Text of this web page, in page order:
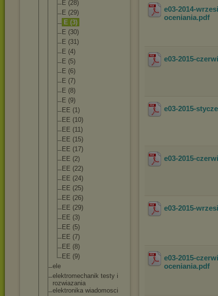
E (28)
E (29)
E (3)
E (30)
E (31)
E (4)
E (5)
E (6)
E (7)
E (8)
E (9)
EE (1)
EE (10)
EE (11)
EE (15)
EE (17)
EE (2)
EE (22)
EE (24)
EE (25)
EE (26)
EE (29)
EE (3)
EE (5)
EE (7)
EE (8)
EE (9)
ele
elektromechani k testy i
rozwiazania
elektronika wiadomosci
e03-2014-
oceniania.pdf
e03-2015-
e03-2015-
e03-2015-
e03-2015-
e03-2015-
oceniania.pdf